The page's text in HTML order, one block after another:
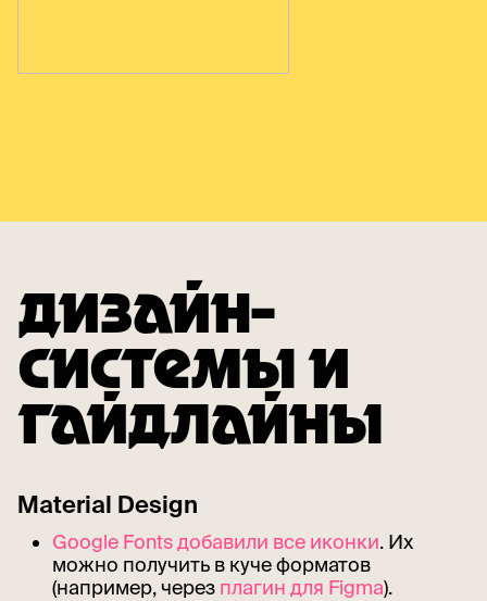
ДИЗАЙН-
СИСТЕМЫ И
ГАЙДЛАЙНЫ
Material Design
Google Fonts добавили все иконки. Их
можно получить в куче форматов
(например, через плагин для Figma).